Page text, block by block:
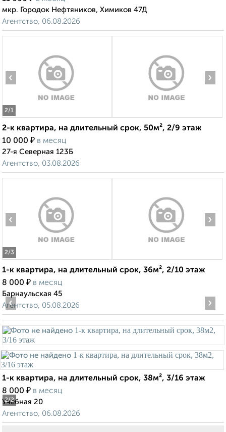
мкр. Городок Нефтяников, Химиков 47Д
Агентство, 06.08.2026
2/1
‹ ›
2-к квартира, на длительный срок, 50м², 2/9 этаж
10 000 ₽ в месяц
27-я Северная 123Б
Агентство, 03.08.2026
2/3
‹ ›
1-к квартира, на длительный срок, 36м², 2/10 этаж
8 000 ₽ в месяц
Барнаульская 45
Агентство, 05.08.2026
2/2
‹ ›
1-к квартира, на длительный срок, 38м², 3/16 этаж
8 000 ₽ в месяц
Учебная 20
Агентство, 06.08.2026